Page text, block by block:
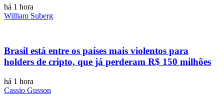
há 1 hora
William Suberg
Brasil está entre os países mais violentos para
holders de cripto, que já perderam R$ 150 milhões
há 1 hora
Cassio Gusson